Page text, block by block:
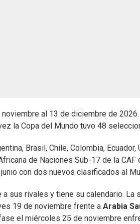
al 13 de diciembre de
la Copa del Mundo tuvo 48
Brasil, Chile, Colombia, Ecuador,
de Naciones Sub-17 de la CAF
con dos nuevos clasificados al
sus rivales y tiene su calendario. La
19 de noviembre frente a Arabia
el miércoles 25 de noviembre